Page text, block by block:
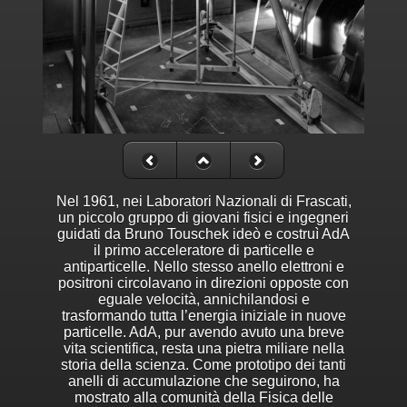
Nel 1961, nei Laboratori Nazionali di Frascati,
un piccolo gruppo di giovani fisici e ingegneri
guidati da Bruno Touschek ideò e costruì AdA
il primo acceleratore di particelle e
antiparticelle. Nello stesso anello elettroni e
positroni circolavano in direzioni opposte con
eguale velocità, annichilandosi e
trasformando tutta l’energia iniziale in nuove
particelle. AdA, pur avendo avuto una breve
vita scientifica, resta una pietra miliare nella
storia della scienza. Come prototipo dei tanti
anelli di accumulazione che seguirono, ha
mostrato alla comunità della Fisica delle